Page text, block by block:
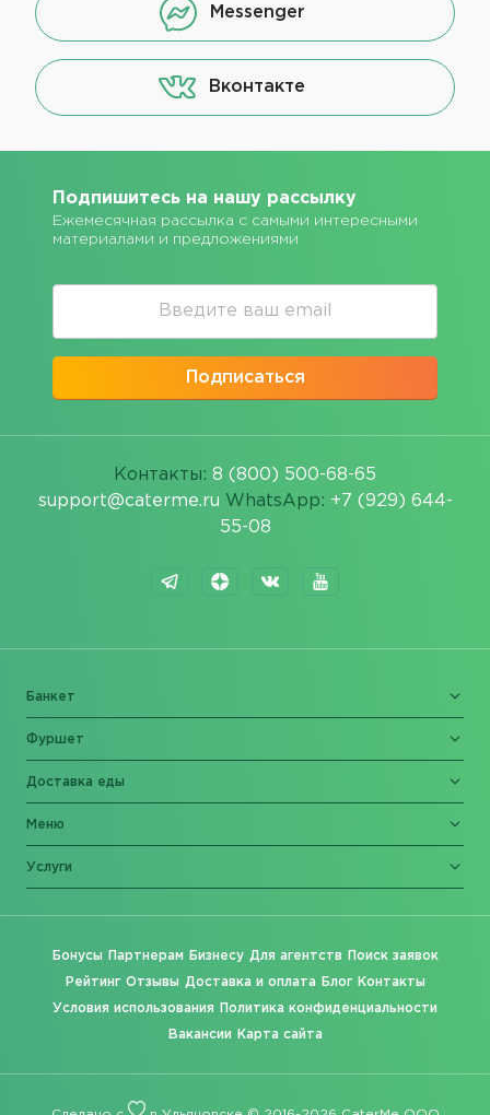
Messenger
Вконтакте
Подпишитесь на нашу рассылку
Ежемесячная рассылка с самыми интересными
материалами и предложениями
Подписаться
Контакты: 8 (800) 500-68-65
support@caterme.ru WhatsApp: +7 (929) 644-
55-08
Банкет
Фуршет
Доставка еды
Меню
Услуги
Бонусы Партнерам Бизнесу Для агентств Поиск заявок
Рейтинг Отзывы Доставка и оплата Блог Контакты
Условия использования Политика конфиденциальности
Вакансии Карта сайта